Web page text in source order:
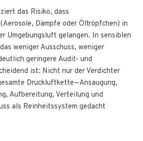
das Risiko, dass
Dämpfe oder Öltröpfchen) in
Umgebungsluft gelangen. In sensiblen
weniger Ausschuss, weniger
geringere Audit- und
ist: Nicht nur der Verdichter
Druckluftkette—Ansaugung,
Aufbereitung, Verteilung und
als Reinheitssystem gedacht